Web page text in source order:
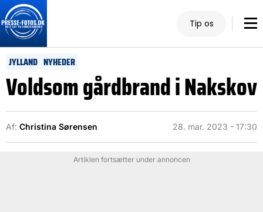
Tip os
JYLLAND NYHEDER
Voldsom gårdbrand i Nakskov
Af: Christina Sørensen 28. mar. 2023 - 17:30
Artiklen fortsætter under annoncen